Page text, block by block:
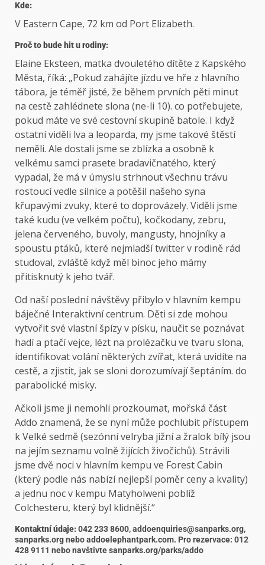
Kde:
V Eastern Cape, 72 km od Port Elizabeth.
Proč to bude hit u rodiny:
Elaine Eksteen, matka dvouletého dítěte z Kapského
Města, říká: „Pokud zahájíte jízdu ve hře z hlavního
tábora, je téměř jisté, že během prvních pěti minut
na cestě zahlédnete slona (ne-li 10). co potřebujete,
pokud máte ve své cestovní skupině batole. I když
ostatní viděli lva a leoparda, my jsme takové štěstí
neměli. Ale dostali jsme se zblízka a osobně k
velkému samci prasete bradavičnatého, který
vypadal, že má v úmyslu strhnout všechnu trávu
rostoucí vedle silnice a potěšil našeho syna
křupavými zvuky, které to doprovázely. Viděli jsme
také kudu (ve velkém počtu), kočkodany, zebru,
jelena červeného, ​​buvoly, mangusty, hnojníky a
spoustu ptáků, které nejmladší twitter v rodině rád
studoval, zvláště když měl binoc jeho mámy
přitisknutý k jeho tvář.
Od naší poslední návštěvy přibylo v hlavním kempu
báječné Interaktivní centrum. Děti si zde mohou
vytvořit své vlastní špízy v písku, naučit se poznávat
hadí a ptačí vejce, lézt na prolézačku ve tvaru slona, ​​
identifikovat volání některých zvířat, která uvidíte na
cestě, a zjistit, jak se sloni dorozumívají šeptáním. do
parabolické misky.
Ačkoli jsme ji nemohli prozkoumat, mořská část
Addo znamená, že se nyní může pochlubit přístupem
k Velké sedmě (sezónní velryba jižní a žralok bílý jsou
na jejím seznamu volně žijících živočichů). Strávili
jsme dvě noci v hlavním kempu ve Forest Cabin
(který podle nás nabízí nejlepší poměr ceny a kvality)
a jednu noc v kempu Matyholweni poblíž
Colchesteru, který byl klidnější.“
Kontaktní údaje:042 233 8600, addoenquiries@sanparks.org,
sanparks.org nebo addoelephantpark.com. Pro rezervace: 012
428 9111 nebo navštivte sanparks.org/parks/addo